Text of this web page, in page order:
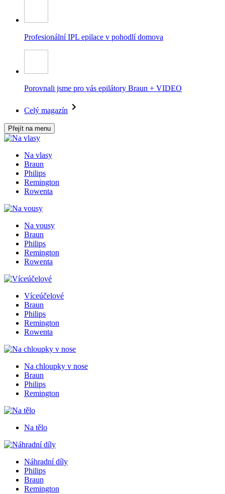
Profesionální IPL epilace v pohodlí domova
Porovnali jsme pro vás epilátory Braun + VIDEO
Celý magazín
Přejít na menu
Na vlasy
Braun
Philips
Remington
Rowenta
Na vousy
Braun
Philips
Remington
Rowenta
Víceúčelové
Braun
Philips
Remington
Rowenta
Na chloupky v nose
Braun
Philips
Remington
Na tělo
Náhradní díly
Philips
Braun
Remington